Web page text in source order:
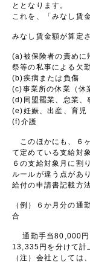
ととなります。
これを、「みなし賃
みなし賃金額が算定
(a)被保険者の責めに
祭等の私事による欠
(b)疾病または負傷
(c)事業所の休業（休
(d)同盟罷業、怠業、
(e)妊娠、出産、育児
(f)介護
このほかにも、６
て定めている支給対
６の支給対象月に割
ルールが違う点があ
給付の申請書記載方
（例）６か月分の
合
通勤手当80,000円
13,335円を分けて計
（注）会社としては